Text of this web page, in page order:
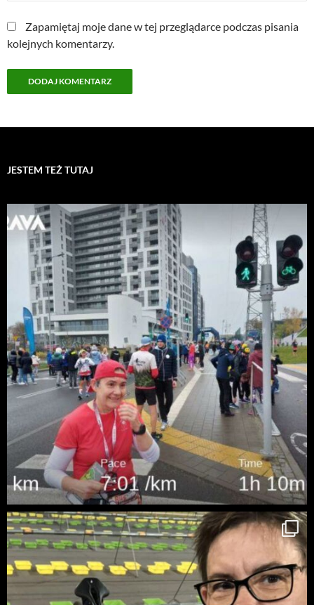
Zapamiętaj moje dane w tej przeglądarce podczas pisania
kolejnych komentarzy.
JESTEM TEŻ TUTAJ